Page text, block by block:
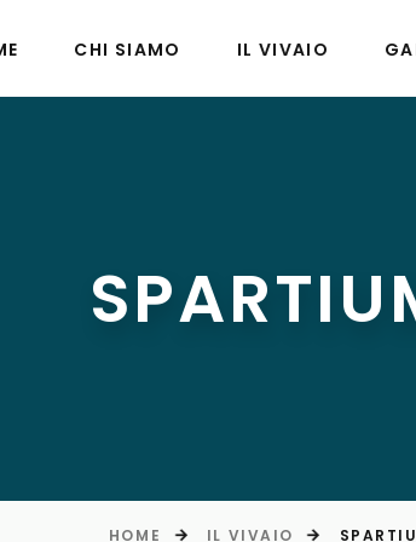
CHI SIAMO IL VIVAIO
HOME IL VIVAIO